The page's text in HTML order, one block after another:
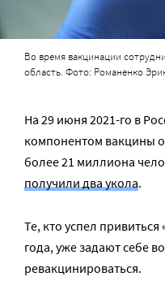
Во время вакцинации
область. Фото: Романенко
На 29 июня 2021-го в
компонентом вакцины
более 21 миллиона
получили два укола.
Те, кто успел
года, уже задают себе
ревакцинироваться.